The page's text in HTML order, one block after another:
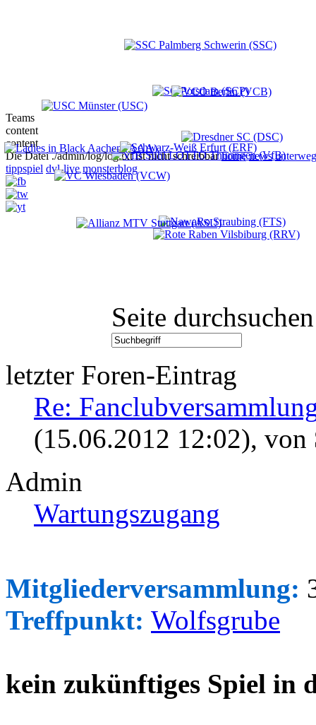
Teams
content
content
Die Datei ./admin/log/log.txt ist nicht schreibbarhome news
tippspiel dvl-live monsterblog
Seite durchsuchen
letzter Foren-Eintrag
Re:
(15.06.2012 12:02), von
Admin
Wartungszugang
Mitgliederversammlung:
Treffpunkt: Wolfsgrube
kein zukünftiges Spiel in